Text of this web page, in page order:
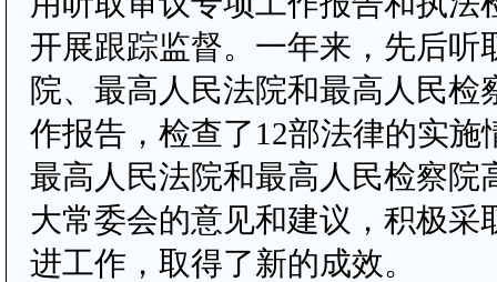
开展跟踪监督。一年来，先后听
院、最高人民法院和最高人民检
作报告，检查了12部法律的实施
最高人民法院和最高人民检察院
大常委会的意见和建议，积极采
进工作，取得了新的成效。